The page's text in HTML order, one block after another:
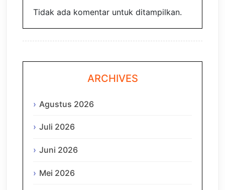
Tidak ada komentar untuk ditampilkan.
ARCHIVES
Agustus 2026
Juli 2026
Juni 2026
Mei 2026